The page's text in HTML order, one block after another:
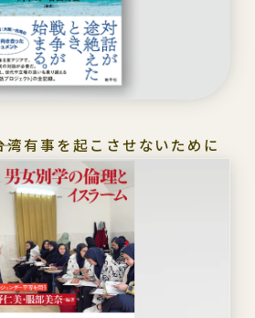
湾有事を起こさせないために